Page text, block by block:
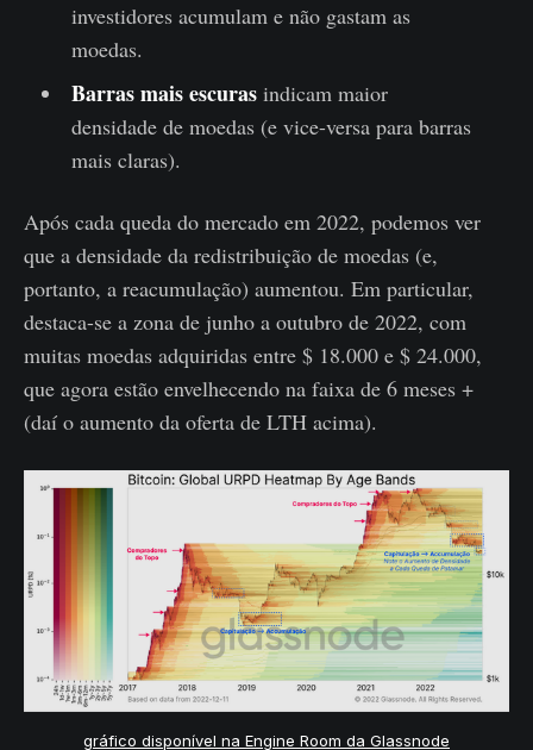
investidores acumulam e não gastam as
moedas.
Barras mais escurasindicam maior
densidade de moedas (e vice-versa para barras
mais claras).
Após cada queda do mercado em 2022, podemos ver
que a densidade da redistribuição de moedas (e,
portanto, a reacumulação) aumentou. Em particular,
destaca-se a zona de junho a outubro de 2022, com
muitas moedas adquiridas entre $ 18.000 e $ 24.000,
que agora estão envelhecendo na faixa de 6 meses +
(daí o aumento da oferta de LTH acima).
gráfico disponível na Engine Room da Glassnode